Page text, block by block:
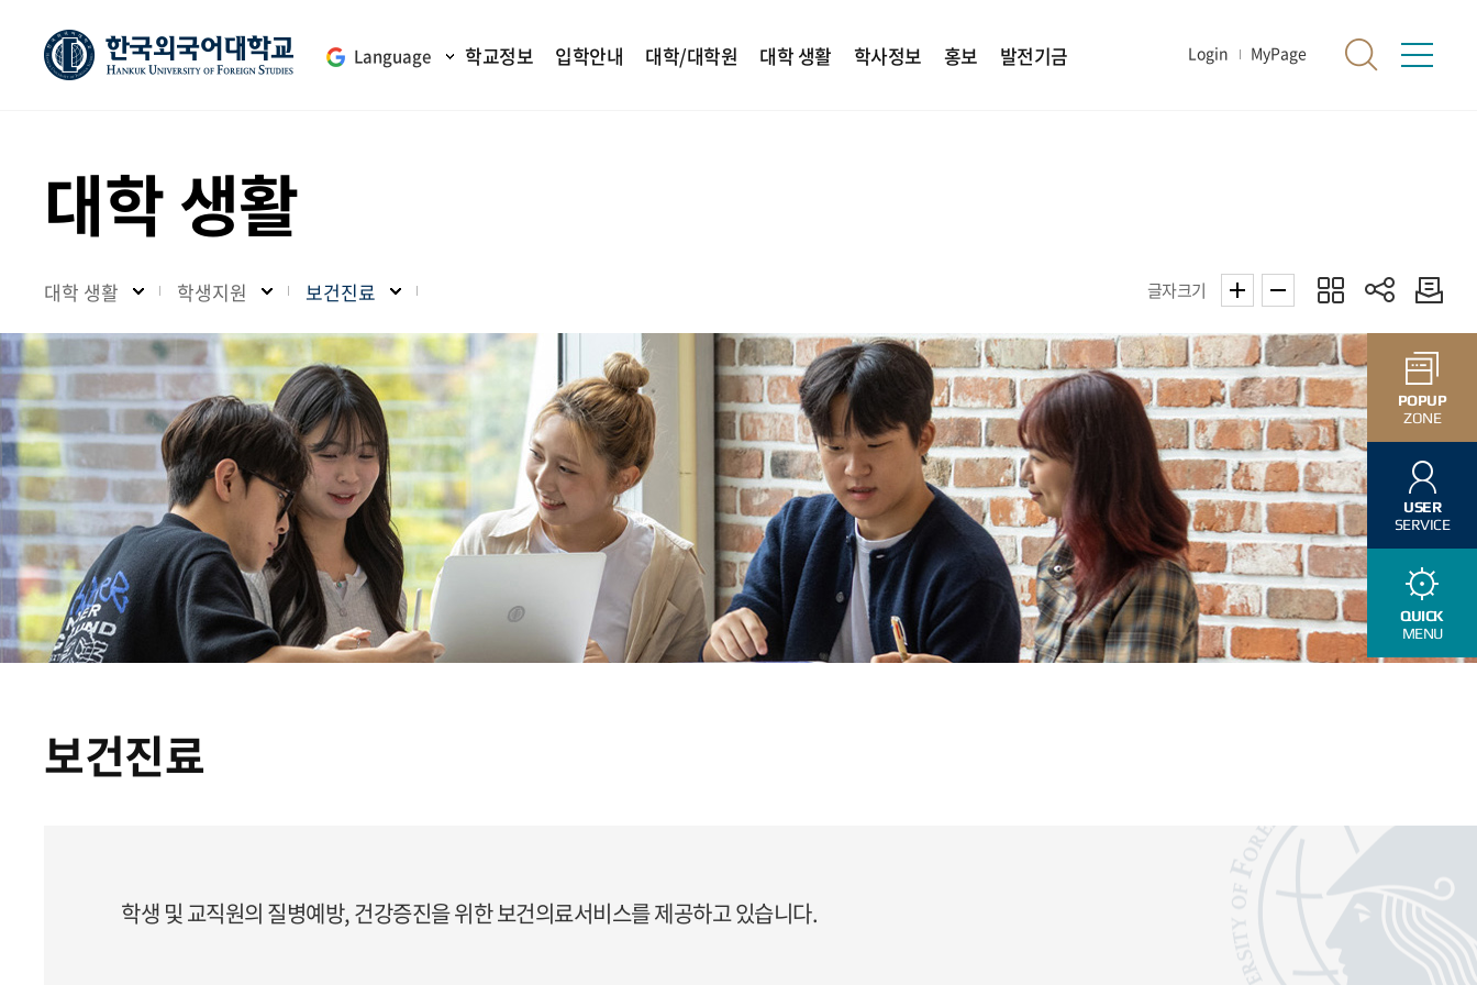
Language 학교정보 입학안내 대학/대학원 대학 생활 학사정보 홍보 발전기금 Login MyPage
POPUP
ZONE
USER
SERVICE
QUICK
MENU
대학 생활
대학 생활 학생지원 보건진료 글자크기
보건진료
학생 및 교직원의 질병예방, 건강증진을 위한 보건의료서비스를 제공하고 있습니다.